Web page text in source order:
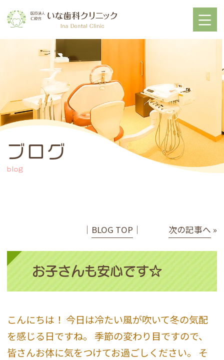
ブログ
blog
│ BLOG TOP │ 次の記事へ »
お子さんも安心です☆
こんにちは！ 今日は冷たい風が吹いて冬の気配
を感じる日ですね。 季節の変わり目ですので、
皆さんお体に気をつけてお過ごしください。 そ